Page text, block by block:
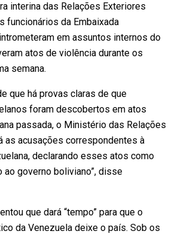
interina das Relações Exteriores
funcionários da Embaixada
em assuntos internos do
atos de violência durante os
semana.
que há provas claras de que
foram descobertos em atos
passada, o Ministério das Relações
as acusações correspondentes à
declarando esses atos como
ao governo boliviano”, disse
que dará “tempo” para que o
da Venezuela deixe o país. Sob os